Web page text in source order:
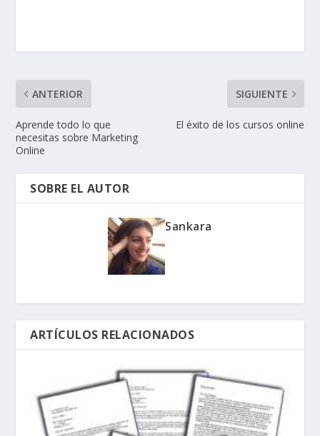
ANTERIOR
Aprende todo lo que
necesitas sobre Marketing
Online
SIGUIENTE
El éxito de los cursos online
SOBRE EL AUTOR
Sankara
ARTÍCULOS RELACIONADOS